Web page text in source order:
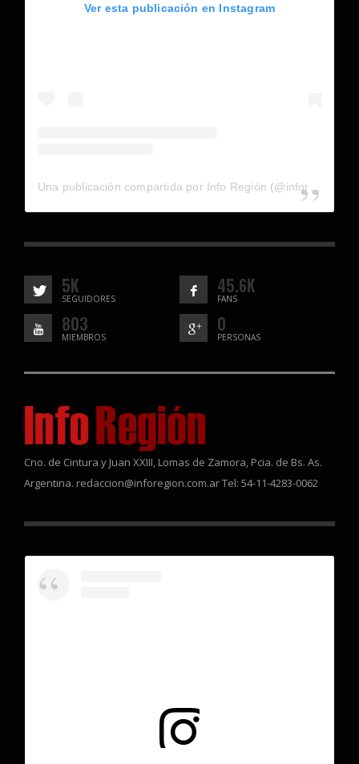
Ver esta publicación en Instagram
5K
SEGUIDORES
45.6K
FANS
803
MIEMBROS
0
PERSONAS
Cno. de Cintura y Juan XXIII, Lomas de Zamora, Pcia. de Bs. As.
Argentina. redaccion@inforegion.com.ar Tel: 54-11-4283-0062